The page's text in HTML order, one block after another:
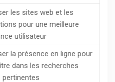
les sites web et les
pour une meilleure
utilisateur
la présence en ligne pour
dans les recherches
pertinentes